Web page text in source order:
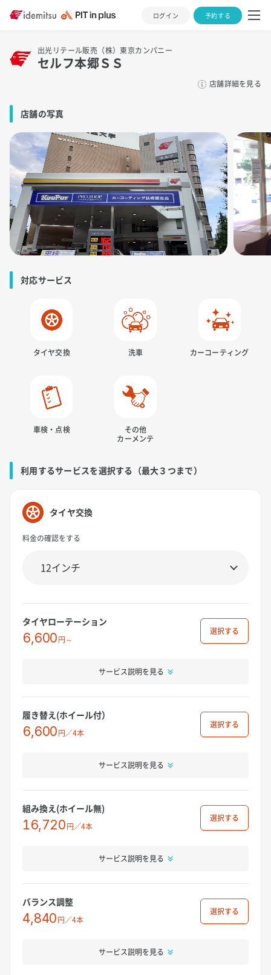
ログイン 予約する
出光リテール販売（株）東京カンパニー
セルフ本郷ＳＳ
店舗詳細を見る
店舗の写真
対応サービス
タイヤ交換 洗車 カーコーティング
車検・点検
その他
カーメンテ
利用するサービスを選択する（最大３つまで）
タイヤ交換
料金の確認をする
タイヤローテーション
6,600円～
選択
サービス説明を見る
履き替え(ホイール付）
6,600円／4本
選択
サービス説明を見る
組み換え(ホイール無)
16,720円／4本
選択
サービス説明を見る
バランス調整
4,840円／4本
選択
サービス説明を見る